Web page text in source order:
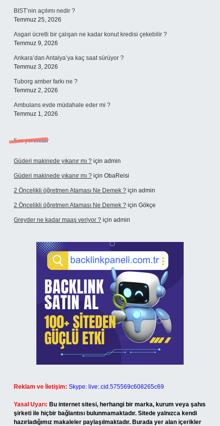
BIST’nin açılımı nedir ?
Temmuz 25, 2026
Asgari ücretli bir çalışan ne kadar konut kredisi çekebilir ?
Temmuz 9, 2026
Ankara’dan Antalya’ya kaç saat sürüyor ?
Temmuz 3, 2026
Tuborg amber farkı ne ?
Temmuz 2, 2026
Ambulans evde müdahale eder mi ?
Temmuz 1, 2026
Son yorumlar
Güderi makinede yıkanır mı ? için admin
Güderi makinede yıkanır mı ? için ObaReisi
2 Öncelikli öğretmen Ataması Ne Demek ? için admin
2 Öncelikli öğretmen Ataması Ne Demek ? için Gökçe
Greyder ne kadar maaş veriyor ? için admin
Reklam ve İletişim: Skype: live:.cid.575569c608265c69
Yasal Uyarı: Bu internet sitesi, herhangi bir marka, kurum veya şahıs
şirketi ile hiçbir bağlantısı bulunmamaktadır. Sitede yalnızca kendi
hazırladığımız makaleler paylaşılmaktadır. Burada yer alan içerikler